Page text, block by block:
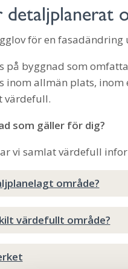
detaljplanerat
för en
på byggnad som
inom allmän plats,
värdefull.
som gäller för dig?
vi samlat värdefull
område?
värdefullt område?